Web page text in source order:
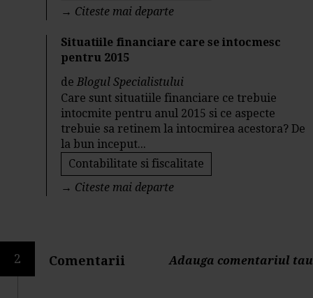
→ Citeste mai departe
Situatiile financiare care se intocmesc
pentru 2015
deBlogul Specialistului
Care sunt situatiile financiare ce trebuie
intocmite pentru anul 2015 si ce aspecte
trebuie sa retinem la intocmirea acestora? De
la bun inceput...
Contabilitate si fiscalitate
→ Citeste mai departe
2 Comentarii Adauga comentariul tau